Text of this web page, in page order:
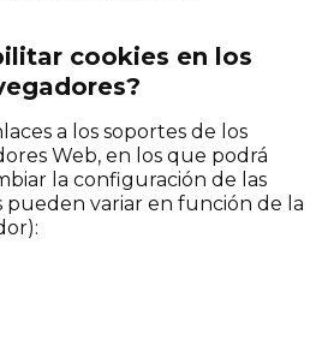
cookies en los
a los soportes de los
Web, en los que podrá
la configuración de las
pueden variar en función de la